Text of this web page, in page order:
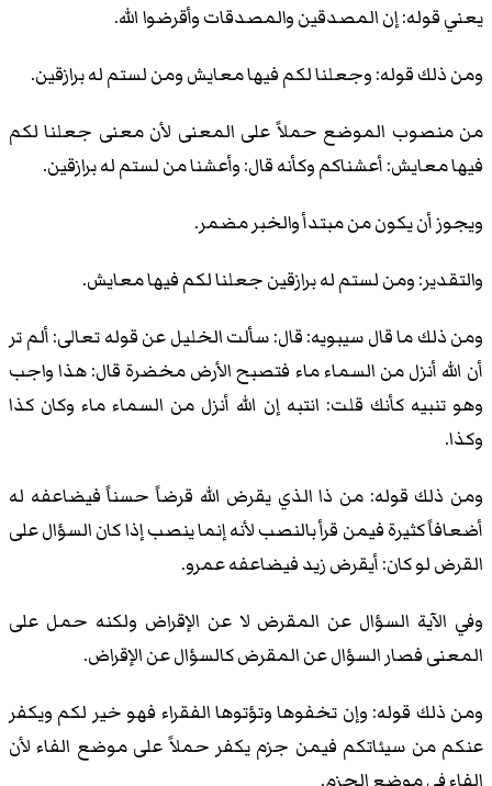
يعني قوله: إن المصدقين والمصدقات وأقرضوا الله.
ومن ذلك قوله: وجعلنا لكم فيها معايش ومن لستم له برازقين.
من منصوب الموضع حملاً على المعنى لأن معنى جعلنا لكم
فيها معايش: أعشناكم وكأنه قال: وأعشنا من لستم له برازقين.
ويجوز أن يكون من مبتدأ والخبر مضمر.
والتقدير: ومن لستم له برازقين جعلنا لكم فيها معايش.
ومن ذلك ما قال سيبويه: قال: سألت الخليل عن قوله تعالى: ألم تر
أن الله أنزل من السماء ماء فتصبح الأرض مخضرة قال: هذا واجب
وهو تنبيه كأنك قلت: انتبه إن الله أنزل من السماء ماء وكان كذا
وكذا.
ومن ذلك قوله: من ذا الذي يقرض الله قرضاً حسناً فيضاعفه له
أضعافاً كثيرة فيمن قرأ بالنصب لأنه إنما ينصب إذا كان السؤال على
القرض لو كان: أيقرض زيد فيضاعفه عمرو.
وفي الآية السؤال عن المقرض لا عن الإقراض ولكنه حمل على
المعنى فصار السؤال عن المقرض كالسؤال عن الإقراض.
ومن ذلك قوله: وإن تخفوها وتؤتوها الفقراء فهو خير لكم ويكفر
عنكم من سيئاتكم فيمن جزم يكفر حملاً على موضع الفاء لأن